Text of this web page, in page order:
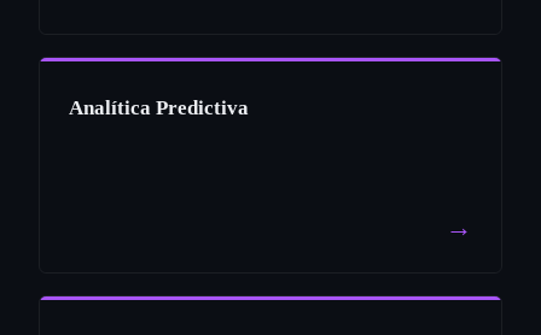
Analítica Predictiva
→